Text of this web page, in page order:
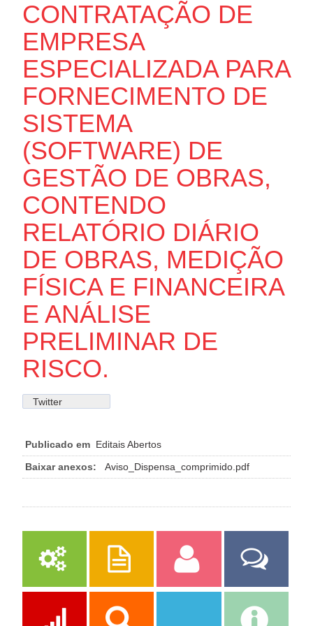
CONTRATAÇÃO DE
EMPRESA
ESPECIALIZADA PARA
FORNECIMENTO DE
SISTEMA
(SOFTWARE) DE
GESTÃO DE OBRAS,
CONTENDO
RELATÓRIO DIÁRIO
DE OBRAS, MEDIÇÃO
FÍSICA E FINANCEIRA
E ANÁLISE
PRELIMINAR DE
RISCO.
Twitter
Publicado em Editais Abertos
Baixar anexos:
Aviso_Dispensa_comprimido.pdf
Serviços Publicações Servidor
Fale Com a
Prefeitura